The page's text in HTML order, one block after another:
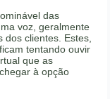
das
voz, geralmente
dos clientes. Estes,
tentando ouvir
que as
à opção